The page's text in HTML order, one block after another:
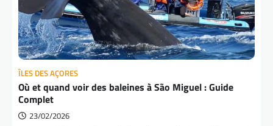
ÎLES DES AÇORES
Où et quand voir des baleines à São Miguel : Guide
Complet
23/02/2026